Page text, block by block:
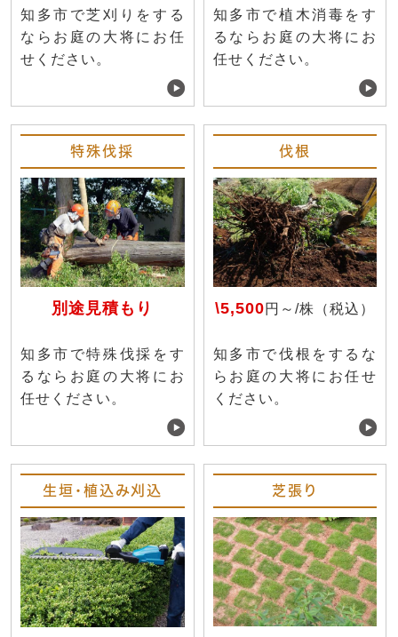
知多市で芝刈りをする
ならお庭の大将にお任
せください。
知多市で植木消毒をす
るならお庭の大将にお
任せください。
特殊伐採
別途見積もり
知多市で特殊伐採をす
るならお庭の大将にお
任せください。
伐根
\5,500円～/株（税込）
知多市で伐根をするな
らお庭の大将にお任せ
ください。
生垣・植込み刈込 芝張り